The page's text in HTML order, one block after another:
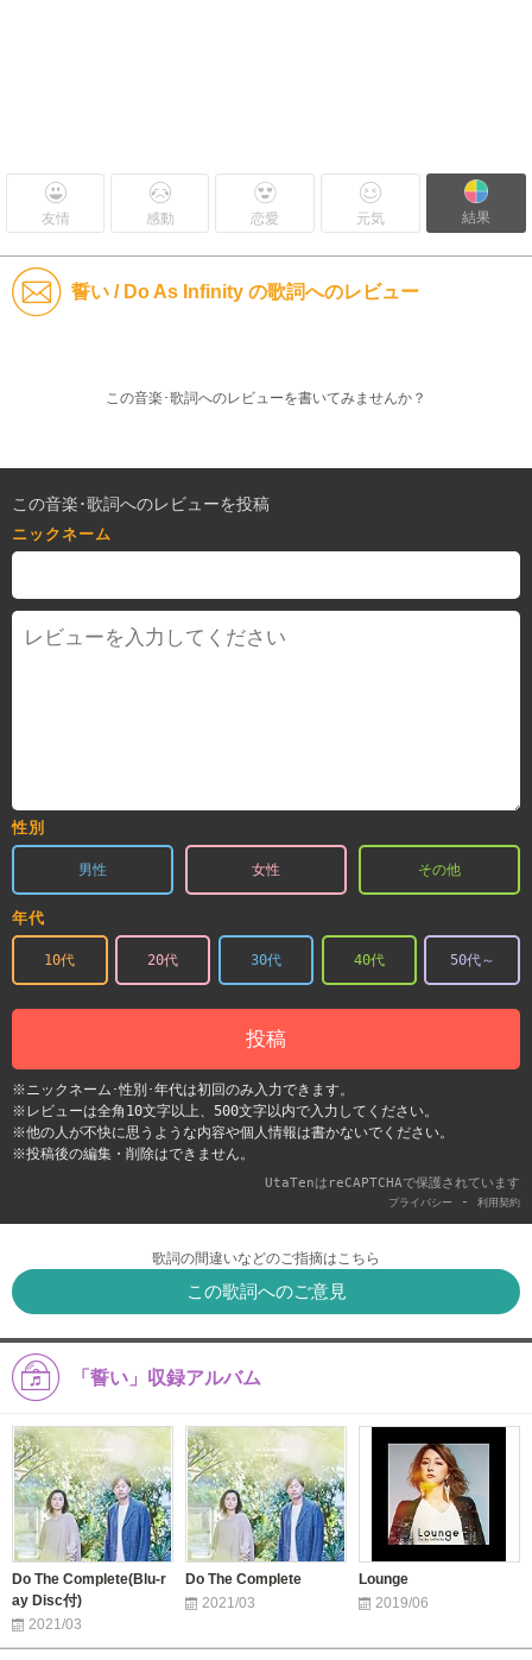
友情 感動 恋愛 元気 結果
誓い / Do As Infinity の歌詞へのレビュー
この音楽･歌詞へのレビューを書いてみませんか？
この音楽･歌詞へのレビューを投稿
ニックネーム
性別
男性 女性 その他
年代
10代 20代 30代 40代 50代～
投稿
※ニックネーム･性別･年代は初回のみ入力できます。
※レビューは全角10文字以上、500文字以内で入力してください。
※他の人が不快に思うような内容や個人情報は書かないでください。
※投稿後の編集・削除はできません。
UtaTenはreCAPTCHAで保護されています
プライバシー - 利用契約
歌詞の間違いなどのご指摘はこちら
この歌詞へのご意見
「誓い」収録アルバム
Do The Complete(Blu-r
ay Disc付)
2021/03
Do The Complete
2021/03
Lounge
2019/06